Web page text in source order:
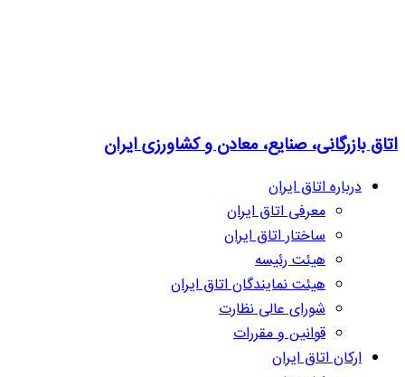
اتاق بازرگانی، صنایع، معادن و کشاورزی ایران
درباره اتاق ایران
معرفی اتاق ایران
ساختار اتاق ایران
هیئت رئیسه
هیئت نمایندگان اتاق ایران
شورای عالی نظارت
قوانین و مقررات
ارکان اتاق ایران